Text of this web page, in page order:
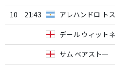
10 21:43 アレハンドロ ト
デール ウィット
サム ベアストー